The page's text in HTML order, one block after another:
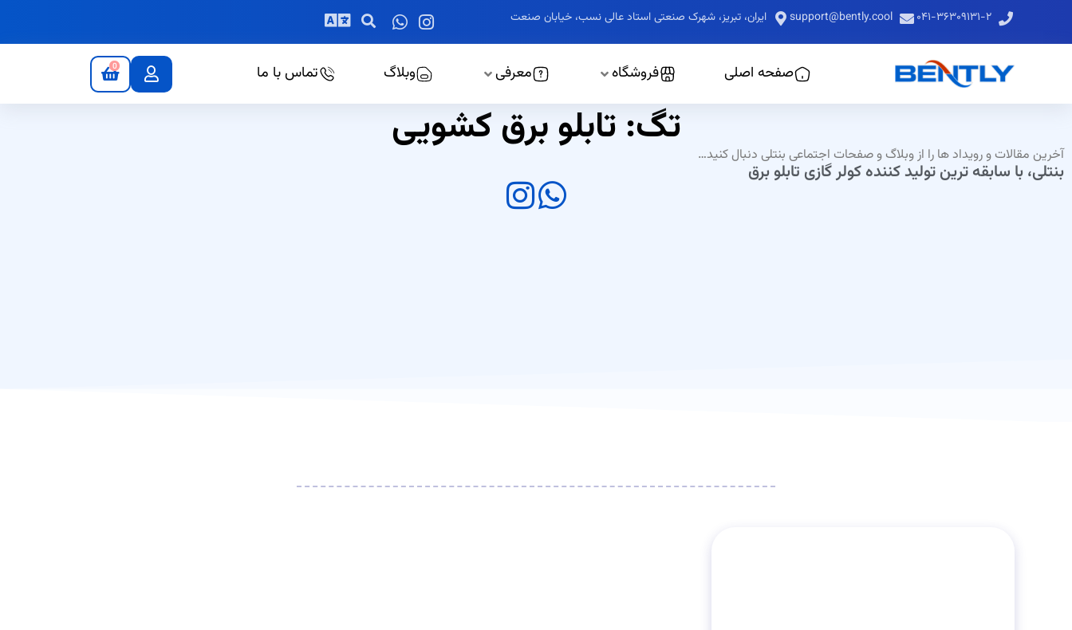
۰۴۱-۳۶۳۰۹۱۳۱-۲ support@bently.cool ایران، تبریز، شهرک صنعتی استاد عالی نسب، خیابان صنعت
صفحه اصلی فروشگاه معرفی وبلاگ تماس با ما 0
تگ: تابلو برق کشویی آخرین مقالات و رویداد ها را از وبلاگ و صفحات اجتماعی بنتلی دنبال کنید…
بنتلی، با سابقه ترین تولید کننده کولر گازی تابلو برق